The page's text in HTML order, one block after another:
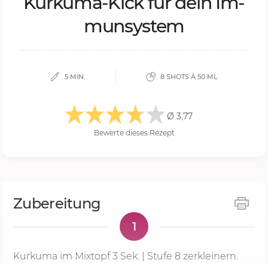
mun­sys­tem
5 MIN. 8 SHOTS À 50 ML
Ø 3,77
Bewerte dieses Rezept
Zubereitung
1
Kurkuma im Mixtopf3 Sek. Stufe 8 zerkleinern.